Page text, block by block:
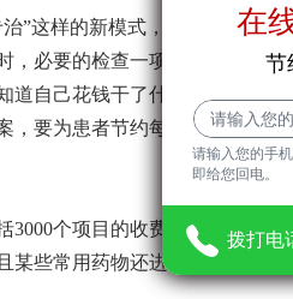
”这样的新模式，严格规范患儿
，必要的检查一项也不能少，不
道自己花钱干了什么。在规范基
，要为患者节约每一分钱，不
个项目的收费项做成了电子
些常用药物还进行了5%-10%的
在
节
请输入您
拨打电
在
节
请输入您的手
即给您回电。
拨打电